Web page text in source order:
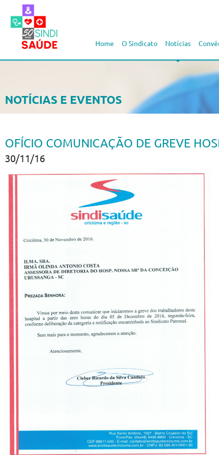
Notícias
O Sindicato
Home
NOTÍCIAS E EVENTOS
OFÍCIO COMUNICAÇÃO DE GREVE
30/11/16